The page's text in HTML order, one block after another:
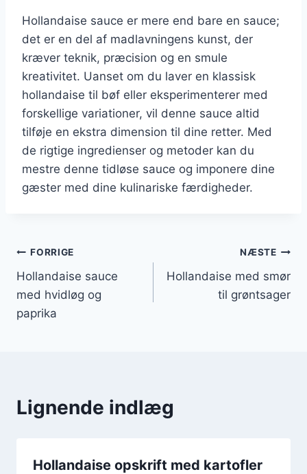
Hollandaise sauce er mere end bare en sauce;
det er en del af madlavningens kunst, der
kræver teknik, præcision og en smule
kreativitet. Uanset om du laver en klassisk
hollandaise til bøf eller eksperimenterer med
forskellige variationer, vil denne sauce altid
tilføje en ekstra dimension til dine retter. Med
de rigtige ingredienser og metoder kan du
mestre denne tidløse sauce og imponere dine
gæster med dine kulinariske færdigheder.
Indlægsnavigation
FORRIGE
Hollandaise sauce
med hvidløg og
paprika
NÆSTE
Hollandaise med smør
til grøntsager
Lignende indlæg
Hollandaise opskrift med kartofler